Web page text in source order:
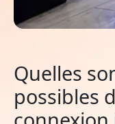
Quelles
possibles